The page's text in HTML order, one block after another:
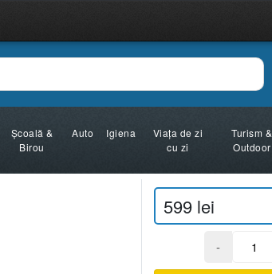
Şcoală &
Birou
Auto Igiena
Viața de zi
cu zi
Turism &
Outdoor
599 lei
-